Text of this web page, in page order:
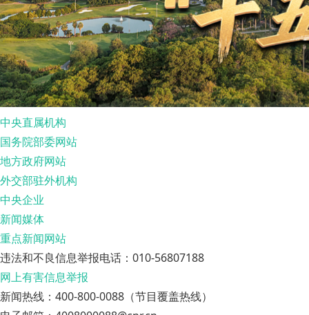
中央直属机构
国务院部委网站
地方政府网站
外交部驻外机构
中央企业
新闻媒体
重点新闻网站
违法和不良信息举报电话：010-56807188
网上有害信息举报
新闻热线：400-800-0088（节目覆盖热线）